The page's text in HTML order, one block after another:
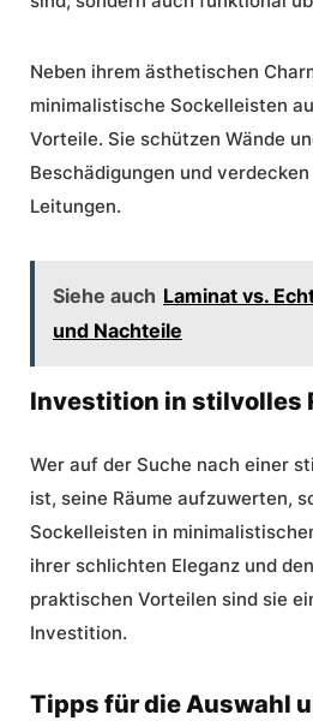
Neben ihrem ästhetischen
minimalistische Sockelleisten
Vorteile. Sie schützen Wände
Beschädigungen und
Leitungen.
Siehe auch Laminat vs.
und Nachteile
Investition in stilvolles
Wer auf der Suche nach einer
ist, seine Räume aufzuwerten,
Sockelleisten in
ihrer schlichten Eleganz und
praktischen Vorteilen sind sie
Investition.
Tipps für die Auswahl